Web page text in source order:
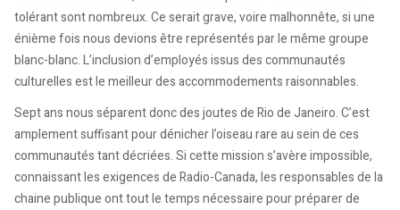
tolérant sont nombreux. Ce serait grave, voire malhonnête, si une
énième fois nous devions être représentés par le même groupe
blanc-blanc. L’inclusion d’employés issus des communautés
culturelles est le meilleur des accommodements raisonnables.
Sept ans nous séparent donc des joutes de Rio de Janeiro. C’est
amplement suffisant pour dénicher l’oiseau rare au sein de ces
communautés tant décriées. Si cette mission s’avère impossible,
connaissant les exigences de Radio-Canada, les responsables de la
chaine publique ont tout le temps nécessaire pour préparer de